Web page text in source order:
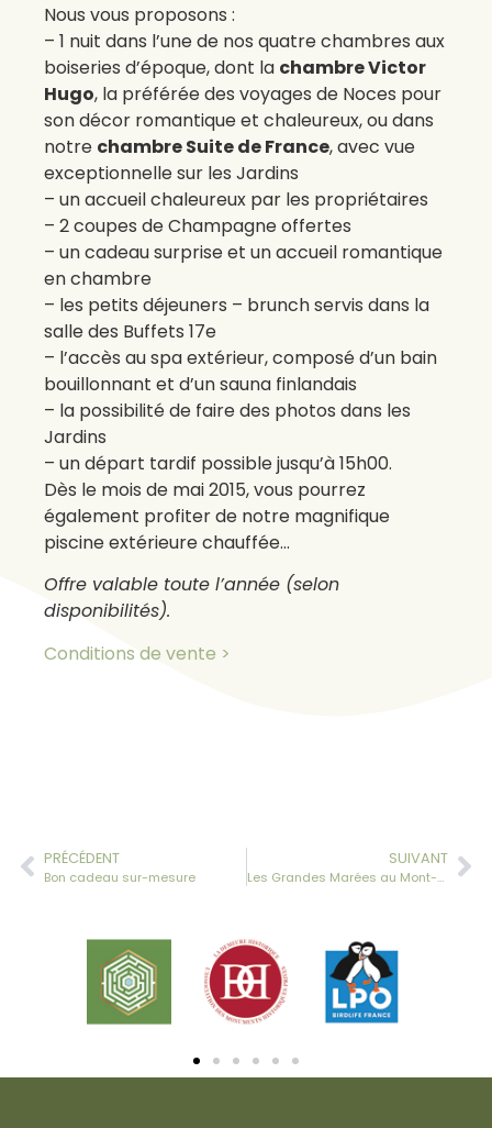
Nous vous proposons :
– 1 nuit dans l’une de nos quatre chambres aux
boiseries d’époque, dont la chambre Victor
Hugo, la préférée des voyages de Noces pour
son décor romantique et chaleureux, ou dans
notre chambre Suite de France, avec vue
exceptionnelle sur les Jardins
– un accueil chaleureux par les propriétaires
– 2 coupes de Champagne offertes
– un cadeau surprise et un accueil romantique
en chambre
– les petits déjeuners – brunch servis dans la
salle des Buffets 17e
– l’accès au spa extérieur, composé d’un bain
bouillonnant et d’un sauna finlandais
– la possibilité de faire des photos dans les
Jardins
– un départ tardif possible jusqu’à 15h00.
Dès le mois de mai 2015, vous pourrez
également profiter de notre magnifique
piscine extérieure chauffée…
Offre valable toute l’année (selon
disponibilités).
Conditions de vente >
PRÉCÉDENT
Bon cadeau sur-mesure
SUIVANT
Les Grandes Marées au Mont-Saint-Michel et à Saint-Malo